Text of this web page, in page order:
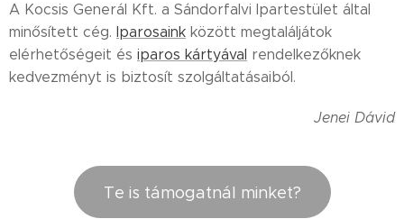
A Kocsis Generál Kft. a Sándorfalvi Ipartestület által
minősített cég. Iparosaink között megtaláljátok
elérhetőségeit és iparos kártyával rendelkezőknek
kedvezményt is biztosít szolgáltatásaiból.
Jenei Dávid
Te is támogatnál minket?